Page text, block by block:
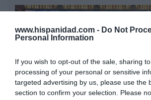
www.hispanidad.com - Do Not
Personal Information
If you wish to opt-out of the sale, sharing
processing of your personal or sensitive
targeted advertising by us, please use the
section to confirm your selection. Please